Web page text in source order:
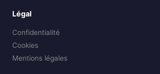
Légal
Confidentialité
Cookies
Mentions légales